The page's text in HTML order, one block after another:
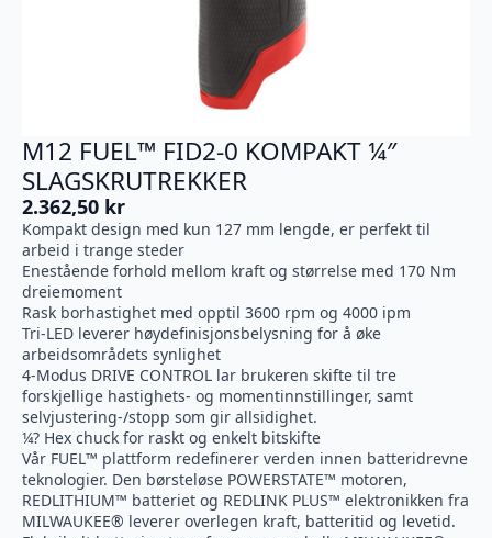
M12 FUEL™ FID2-0 KOMPAKT ¼″
SLAGSKRUTREKKER
2.362,50 kr
Kompakt design med kun 127 mm lengde, er perfekt til
arbeid i trange steder
Enestående forhold mellom kraft og størrelse med 170 Nm
dreiemoment
Rask borhastighet med opptil 3600 rpm og 4000 ipm
Tri-LED leverer høydefinisjonsbelysning for å øke
arbeidsområdets synlighet
4-Modus DRIVE CONTROL lar brukeren skifte til tre
forskjellige hastighets- og momentinnstillinger, samt
selvjustering-/stopp som gir allsidighet.
¼? Hex chuck for raskt og enkelt bitskifte
Vår FUEL™ plattform redefinerer verden innen batteridrevne
teknologier. Den børsteløse POWERSTATE™ motoren,
REDLITHIUM™ batteriet og REDLINK PLUS™ elektronikken fra
MILWAUKEE® leverer overlegen kraft, batteritid og levetid.